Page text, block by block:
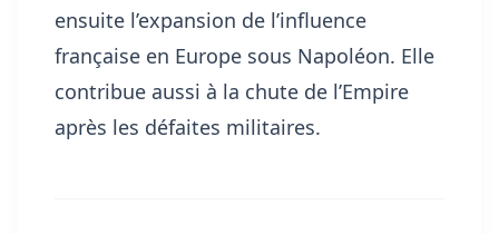
ensuite l’expansion de l’influence
française en Europe sous Napoléon. Elle
contribue aussi à la chute de l’Empire
après les défaites militaires.